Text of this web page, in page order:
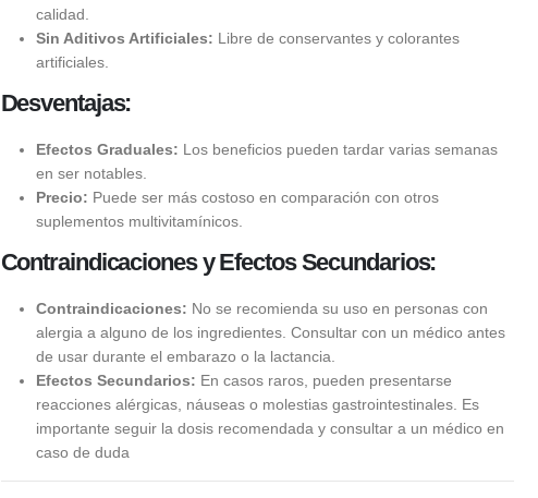
calidad.
Sin Aditivos Artificiales: Libre de conservantes y colorantes
artificiales.
Desventajas:
Efectos Graduales: Los beneficios pueden tardar varias semanas
en ser notables.
Precio: Puede ser más costoso en comparación con otros
suplementos multivitamínicos.
Contraindicaciones y Efectos Secundarios:
Contraindicaciones: No se recomienda su uso en personas con
alergia a alguno de los ingredientes. Consultar con un médico antes
de usar durante el embarazo o la lactancia.
Efectos Secundarios: En casos raros, pueden presentarse
reacciones alérgicas, náuseas o molestias gastrointestinales. Es
importante seguir la dosis recomendada y consultar a un médico en
caso de duda